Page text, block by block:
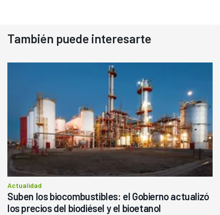
También puede interesarte
Actualidad
Suben los biocombustibles: el Gobierno actualizó
los precios del biodiésel y el bioetanol